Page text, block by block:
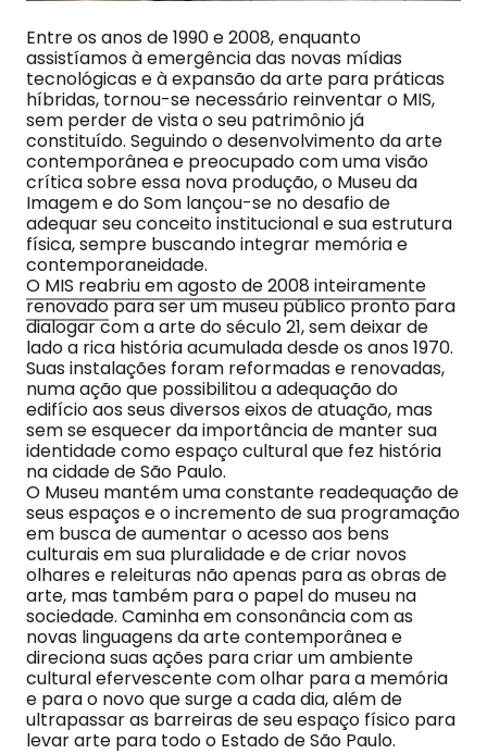
Entre os anos de 1990 e 2008, enquanto
assistíamos à emergência das novas mídias
tecnológicas e à expansão da arte para práticas
híbridas, tornou-se necessário reinventar o MIS,
sem perder de vista o seu patrimônio já
constituído. Seguindo o desenvolvimento da arte
contemporânea e preocupado com uma visão
crítica sobre essa nova produção, o Museu da
Imagem e do Som lançou-se no desafio de
adequar seu conceito institucional e sua estrutura
física, sempre buscando integrar memória e
contemporaneidade.
O MIS reabriu em agosto de 2008 inteiramente
renovadopara ser um museu público pronto para
dialogar com a arte do século 21, sem deixar de
lado a rica história acumulada desde os anos 1970.
Suas instalações foram reformadas e renovadas,
numa ação que possibilitou a adequação do
edifício aos seus diversos eixos de atuação, mas
sem se esquecer da importância de manter sua
identidade como espaço cultural que fez história
na cidade de São Paulo.
O Museu mantém uma constante readequação de
seus espaços e o incremento de sua programação
em busca de aumentar o acesso aos bens
culturais em sua pluralidade e de criar novos
olhares e releituras não apenas para as obras de
arte, mas também para o papel do museu na
sociedade. Caminha em consonância com as
novas linguagens da arte contemporânea e
direciona suas ações para criar um ambiente
cultural efervescente com olhar para a memória
e para o novo que surge a cada dia, além de
ultrapassar as barreiras de seu espaço físico para
levar arte para todo o Estado de São Paulo.